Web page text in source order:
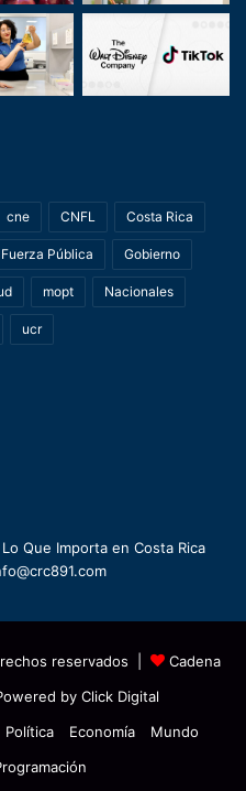
cne CNFL Costa Rica
Fuerza Pública Gobierno
mopt Nacionales
ucr
Que Importa en Costa Rica
reservados |
Cadena
by Click Digital
Política Economía
Mundo